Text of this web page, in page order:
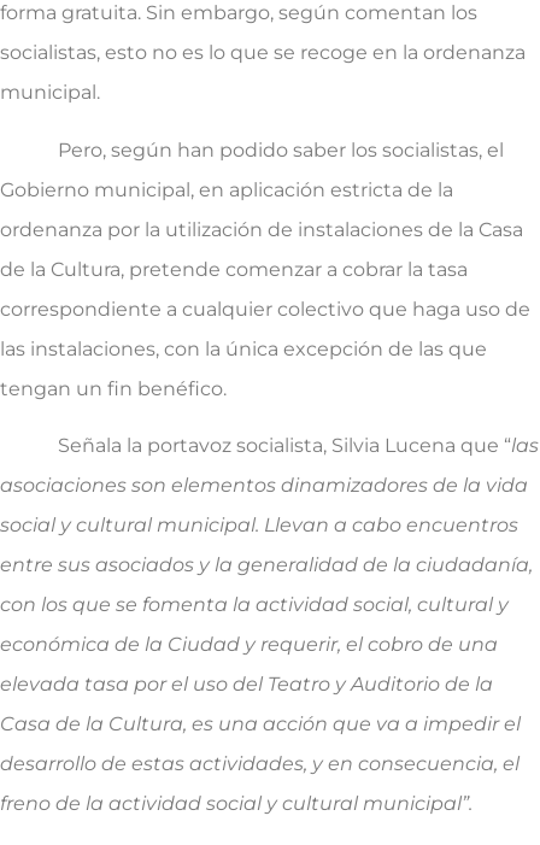
forma gratuita. Sin embargo, según comentan los
socialistas, esto no es lo que se recoge en la ordenanza
municipal.
Pero, según han podido saber los socialistas, el
Gobierno municipal, en aplicación estricta de la
ordenanza por la utilización de instalaciones de la Casa
de la Cultura, pretende comenzar a cobrar la tasa
correspondiente a cualquier colectivo que haga uso de
las instalaciones, con la única excepción de las que
tengan un fin benéfico.
Señala la portavoz socialista, Silvia Lucena que “las
asociaciones son elementos dinamizadores de la vida
social y cultural municipal. Llevan a cabo encuentros
entre sus asociados y la generalidad de la ciudadanía,
con los que se fomenta la actividad social, cultural y
económica de la Ciudad y requerir, el cobro de una
elevada tasa por el uso del Teatro y Auditorio de la
Casa de la Cultura, es una acción que va a impedir el
desarrollo de estas actividades, y en consecuencia, el
freno de la actividad social y cultural municipal”.